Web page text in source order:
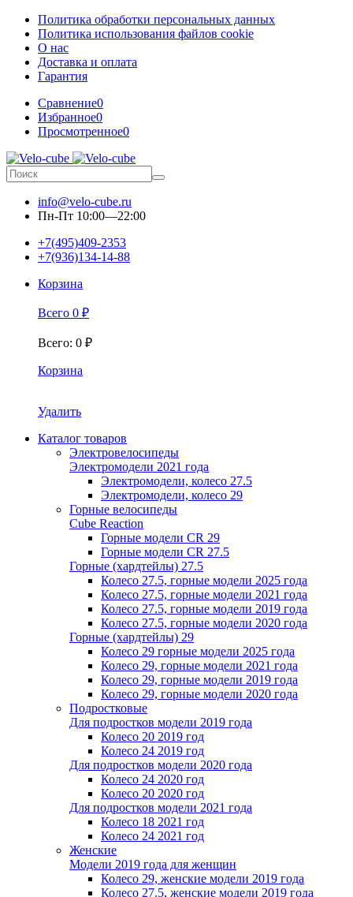
Политика обработки персональных данных
Политика использования файлов cookie
О нас
Доставка и оплата
Гарантия
Сравнение0
Избранное0
Просмотренное0
info@velo-cube.ru
Пн-Пт 10:00—22:00
+7(495)409-2353
+7(936)134-14-88
Корзина
Всего 0 ₽
Всего: 0 ₽
Корзина
Удалить
Каталог товаров
Электровелосипеды
Электромодели 2021 года
Электромодели, колесо 27.5
Электромодели, колесо 29
Горные велосипеды
Cube Reaction
Горные модели CR 29
Горные модели CR 27.5
Горные (хардтейлы) 27.5
Колесо 27.5, горные модели 2025 года
Колесо 27.5, горные модели 2021 года
Колесо 27.5, горные модели 2019 года
Колесо 27.5, горные модели 2020 года
Горные (хардтейлы) 29
Колесо 29 горные модели 2025 года
Колесо 29, горные модели 2021 года
Колесо 29, горные модели 2019 года
Колесо 29, горные модели 2020 года
Подростковые
Для подростков модели 2019 года
Колесо 20 2019 год
Колесо 24 2019 год
Для подростков модели 2020 года
Колесо 24 2020 год
Колесо 20 2020 год
Для подростков модели 2021 года
Колесо 18 2021 год
Колесо 24 2021 год
Женскиe
Модели 2019 года для женщин
Колесо 29, женские модели 2019 года
Колесо 27.5, женские модели 2019 года